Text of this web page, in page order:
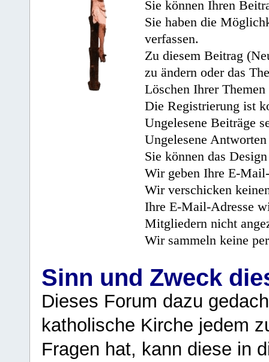
Sie können Ihren
Sie haben die
verfassen.
Zu diesem Beitrag
zu ändern oder das
Löschen Ihrer
Die Registrierung ist
Ungelesene Beiträge
Ungelesene
Sie können das
Wir geben Ihre E-
Wir verschicken
Ihre E-Mail-Adresse
Mitgliedern nicht
Wir sammeln keine
Sinn und Zweck
Dieses Forum dazu
katholische Kirche jedem
Fragen hat, kann diese in